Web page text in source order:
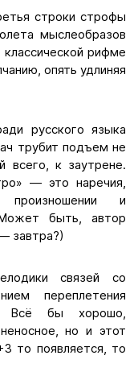
строки строфы
мыслеобразов
рифме
опять удлиняя
русского языка
трубит подъем не
всего, к заутрене.
— это наречия,
и
Может быть, автор
завтра?)
связей со
переплетения
Всё бы хорошо,
но и этот
то появляется, то